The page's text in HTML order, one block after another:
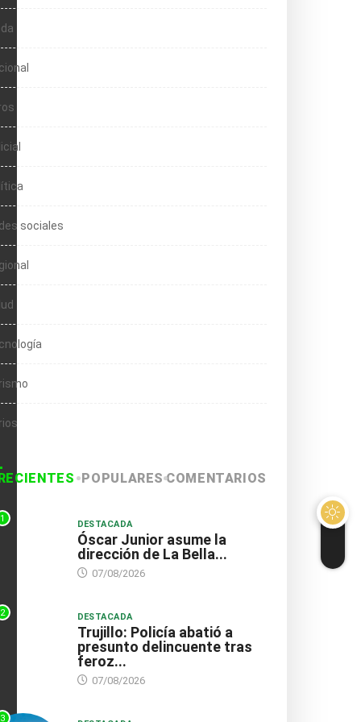
sociales
POPULARESCOMENTARIOS
1
DESTACADA
Óscar Junior asume la
dirección de La Bella...
07/08/2026
2 DESTACADA
Trujillo: Policía abatió a
presunto delincuente tras
feroz...
07/08/2026
3